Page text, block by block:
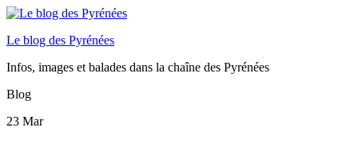
Le blog des Pyrénées
Infos, images et balades dans la chaîne des Pyrénées
Blog
23 Mar